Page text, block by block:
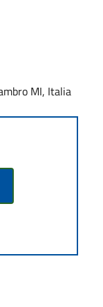
MI, Italia